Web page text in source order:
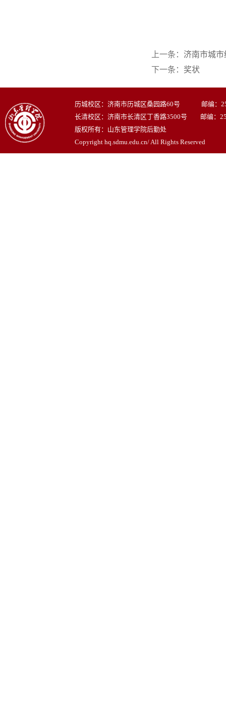
上一条： 济南市城
下一条： 奖状
历城校区：济南市历城区桑园路60号 邮编：
长清校区：济南市长清区丁香路3500号 邮编：
版权所有：山东管理学院后勤处
Copyright hq.sdmu.edu.cn/ All Rights Reserved